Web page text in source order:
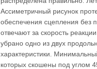
Ассиметричный рисунок
обеспечения сцепления без
отвечают за скорость
убрано одно из двух
характеристики.
которых скошены под углом